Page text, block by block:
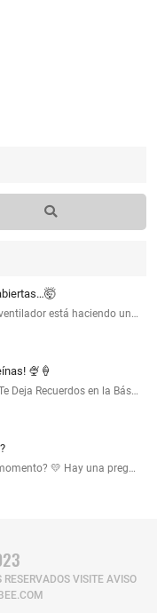
ventilador está haciendo un…
🍨🍦
Deja Recuerdos en la Bás…
💛 Hay una preg…
VISITE AVISO